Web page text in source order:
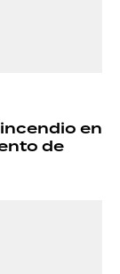
en
de